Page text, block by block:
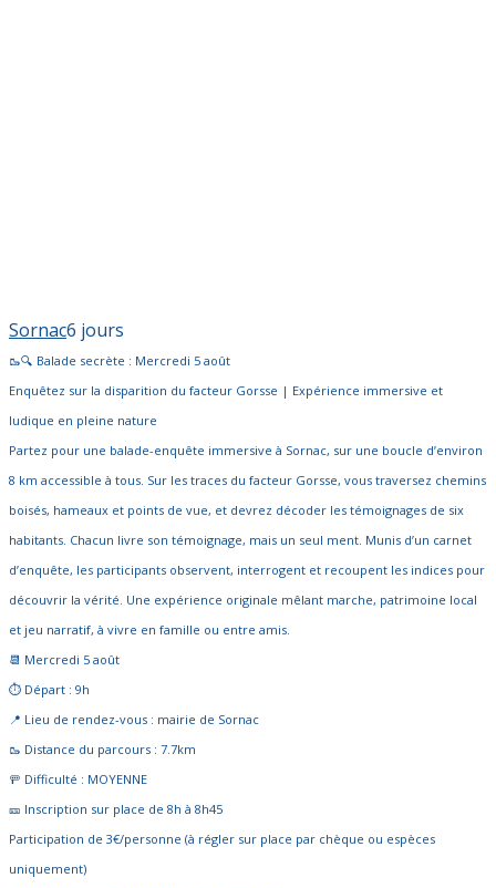
Sornac6 jours
🥾🔍 Balade secrète : Mercredi 5 août
Enquêtez sur la disparition du facteur Gorsse | Expérience immersive et
ludique en pleine nature
Partez pour une balade-enquête immersive à Sornac, sur une boucle d’environ
8 km accessible à tous. Sur les traces du facteur Gorsse, vous traversez chemins
boisés, hameaux et points de vue, et devrez décoder les témoignages de six
habitants. Chacun livre son témoignage, mais un seul ment. Munis d’un carnet
d’enquête, les participants observent, interrogent et recoupent les indices pour
découvrir la vérité. Une expérience originale mêlant marche, patrimoine local
et jeu narratif, à vivre en famille ou entre amis.
📆 Mercredi 5 août
⏱ Départ : 9h
📍 Lieu de rendez-vous : mairie de Sornac
🥾 Distance du parcours : 7.7km
🚥 Difficulté : MOYENNE
🎫 Inscription sur place de 8h à 8h45
Participation de 3€/personne (à régler sur place par chèque ou espèces
uniquement)